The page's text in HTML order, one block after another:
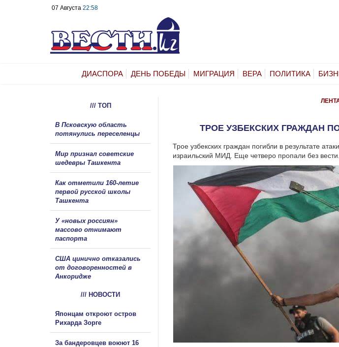
07 Августа 22:58
ДИАСПОРА ДЕНЬ ПОБЕДЫ МИГРАЦИЯ ВЕРА ПОЛИТИКА
ТРОЕ УЗБЕКСКИХ ГРАЖДАН
Трое узбекских граждан погибли в результате
израильский МИД. Еще четверо пропали без вести.
/// ТОП
В Псковскую область
потянулись переселенцы
Мир признал советские
шедевры Ташкента
Как отметили 160-летие
первой русской школы
Ташкента
У «новых россиян»
массово отнимают
паспорта
США цинично отказались
от договоренностей в
Анкоридже
/// НОВОСТИ
Японцам откроют остров
Рихарда Зорге
За бандеровцев воюют 16